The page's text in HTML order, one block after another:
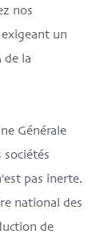
nos
un
de la
Générale
pas inerte.
national des
de